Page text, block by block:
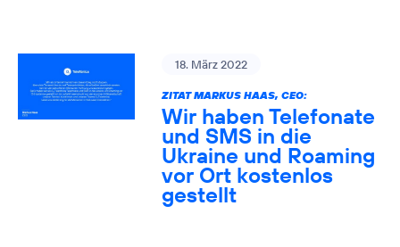
18. März 2022
ZITAT MARKUS HAAS, CEO:
Wir haben Telefonate
und SMS in die
Ukraine und Roaming
vor Ort kostenlos
gestellt